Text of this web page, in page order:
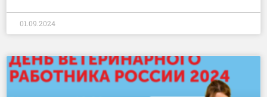
01.09.2024